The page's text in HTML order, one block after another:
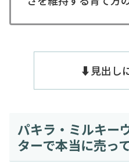
⬇️見出し
パキラ・ミルキー
ターで本当に売っ